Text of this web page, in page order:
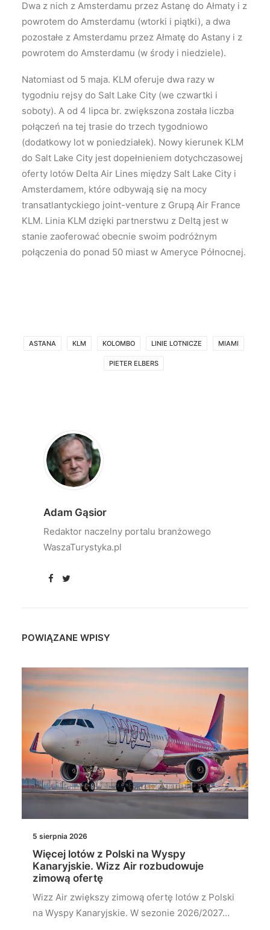
Dwa z nich z Amsterdamu przez Astanę do Ałmaty i z
powrotem do Amsterdamu (wtorki i piątki), a dwa
pozostałe z Amsterdamu przez Ałmatę do Astany i z
powrotem do Amsterdamu (w środy i niedziele).
Natomiast od 5 maja. KLM oferuje dwa razy w
tygodniu rejsy do Salt Lake City (we czwartki i
soboty). A od 4 lipca br. zwiększona została liczba
połączeń na tej trasie do trzech tygodniowo
(dodatkowy lot w poniedziałek). Nowy kierunek KLM
do Salt Lake City jest dopełnieniem dotychczasowej
oferty lotów Delta Air Lines między Salt Lake City i
Amsterdamem, które odbywają się na mocy
transatlantyckiego joint-venture z Grupą Air France
KLM. Linia KLM dzięki partnerstwu z Deltą jest w
stanie zaoferować obecnie swoim podróżnym
połączenia do ponad 50 miast w Ameryce Północnej.
ASTANA KLM KOLOMBO LINIE LOTNICZE MIAMI
PIETER ELBERS
Adam Gąsior
Redaktor naczelny portalu branżowego
WaszaTurystyka.pl
POWIĄZANE WPISY
5 sierpnia 2026
Więcej lotów z Polski na Wyspy
Kanaryjskie. Wizz Air rozbudowuje
zimową ofertę
Wizz Air zwiększy zimową ofertę lotów z Polski
na Wyspy Kanaryjskie. W sezonie 2026/2027…